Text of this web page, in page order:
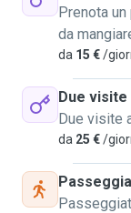
Prenota
da
da 15 €/
Due
Due visite
da 25 €/